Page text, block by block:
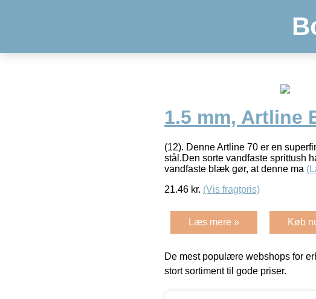
1.5 mm, Artline
(12). Denne Artline 70 er en
stål.Den sorte vandfaste sprittush
vandfaste blæk gør, at denne ma
21.46 kr. (Vis fragtpris)
Læs mere » Køb
De mest populære webshops for
stort sortiment til gode priser.